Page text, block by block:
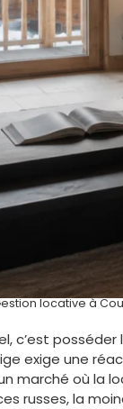
locative à
c’est
exige une
marché où la
russes, la